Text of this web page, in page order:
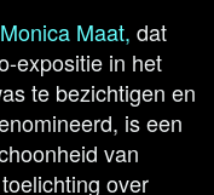
Monica Maat, dat
expositie in het
te bezichtigen en
is een
van
over